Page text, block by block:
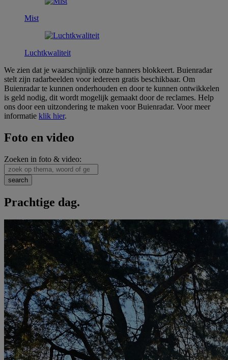
Mist
Luchtkwaliteit
We zien dat je waarschijnlijk onze banners blokkeert. Buienradar
stelt zijn radarbeelden voor iedereen gratis beschikbaar. Om
Buienradar te kunnen onderhouden en door te kunnen ontwikkelen
is geld nodig, dit wordt mogelijk gemaakt door de reclames. Help
ons door een uitzondering te maken voor Buienradar. Voor meer
informatie klik hier.
Foto en video
Zoeken in foto & video:
Prachtige dag.